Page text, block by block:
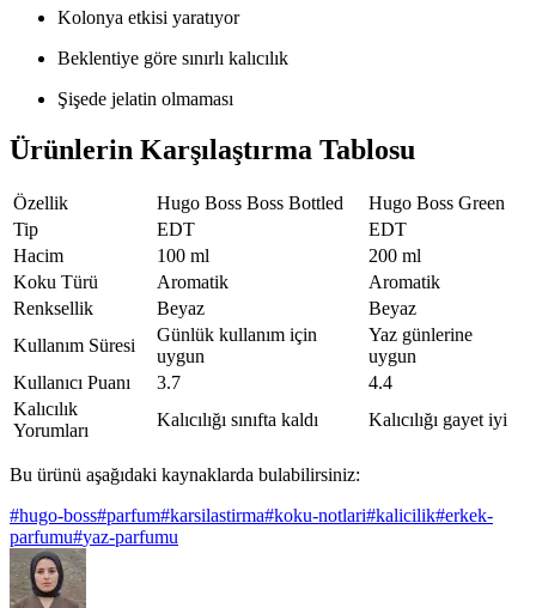
Kolonya etkisi yaratıyor
Beklentiye göre sınırlı kalıcılık
Şişede jelatin olmaması
Ürünlerin Karşılaştırma Tablosu
Özellik Hugo Boss Boss Bottled
Hugo Boss Green
Tip
EDT
EDT
Hacim
100 ml
200 ml
Koku Türü
Aromatik
Aromatik
Renksellik
Beyaz
Beyaz
Kullanım Süresi
Günlük kullanım için
uygun
Yaz günlerine
uygun
Kullanıcı Puanı
3.7
4.4
Kalıcılık
Yorumları
Kalıcılığı sınıfta kaldı Kalıcılığı gayet iyi
Bu ürünü aşağıdaki kaynaklarda bulabilirsiniz:
#hugo-boss#parfum#karsilastirma#koku-notlari#kalicilik#erkek-
parfumu#yaz-parfumu